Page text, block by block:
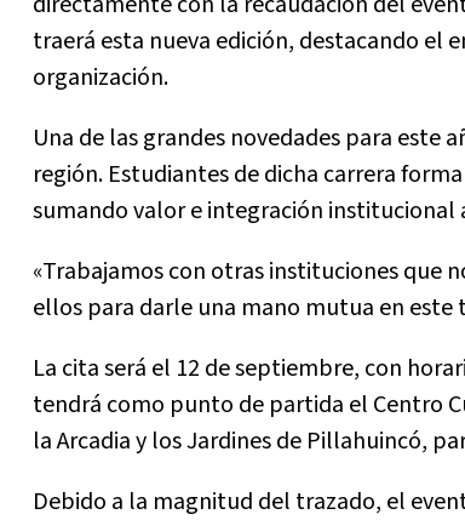
traerá esta nueva edición, destacando el
organización.
Una de las grandes novedades para este
región. Estudiantes de dicha carrera
sumando valor e integración institucional
«Trabajamos con otras instituciones que
ellos para darle una mano mutua en
La cita será el 12 de septiembre, con
tendrá como punto de partida el Centro
la Arcadia y los Jardines de Pillahuincó,
Debido a la magnitud del trazado, el